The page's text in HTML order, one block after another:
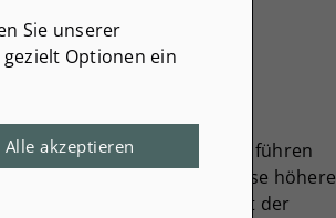
zu finanziellen Belastungen führen
Finanzierung möglicherweise höhere
das Risiko, dass der Wert der
Sie unserer
Optionen ein
Alle akzeptieren